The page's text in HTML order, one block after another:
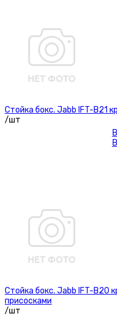
Стойка бокс. Jabb IFT-B21
/шт
Стойка бокс. Jabb IFT-B20
присосками
/шт